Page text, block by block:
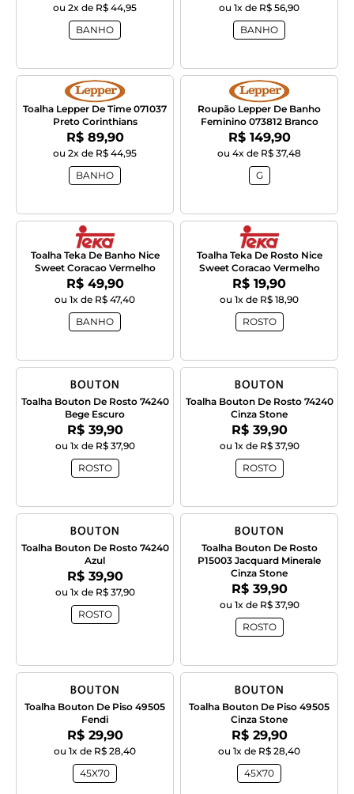
ou 2x de R$ 44,95
BANHO
ou 1x de R$ 56,90
BANHO
Toalha Lepper De Time 071037
Preto Corinthians
Por:
R$ 89,90
ou 2x de R$ 44,95
BANHO
Roupão Lepper De Banho
Feminino 073812 Branco
Por:
R$ 149,90
ou 4x de R$ 37,48
G
Toalha Teka De Banho Nice
Sweet Coracao Vermelho
Por:
R$ 49,90
ou 1x de R$ 47,40
BANHO
Toalha Teka De Rosto Nice
Sweet Coracao Vermelho
Por:
R$ 19,90
ou 1x de R$ 18,90
ROSTO
Toalha Bouton De Rosto 74240
Bege Escuro
Por:
R$ 39,90
ou 1x de R$ 37,90
ROSTO
Toalha Bouton De Rosto 74240
Cinza Stone
Por:
R$ 39,90
ou 1x de R$ 37,90
ROSTO
Toalha Bouton De Rosto 74240
Azul
Por:
R$ 39,90
ou 1x de R$ 37,90
ROSTO
Toalha Bouton De Rosto
P15003 Jacquard Minerale
Cinza Stone
Por:
R$ 39,90
ou 1x de R$ 37,90
ROSTO
Toalha Bouton De Piso 49505
Fendi
Por:
R$ 29,90
ou 1x de R$ 28,40
45X70
Toalha Bouton De Piso 49505
Cinza Stone
Por:
R$ 29,90
ou 1x de R$ 28,40
45X70